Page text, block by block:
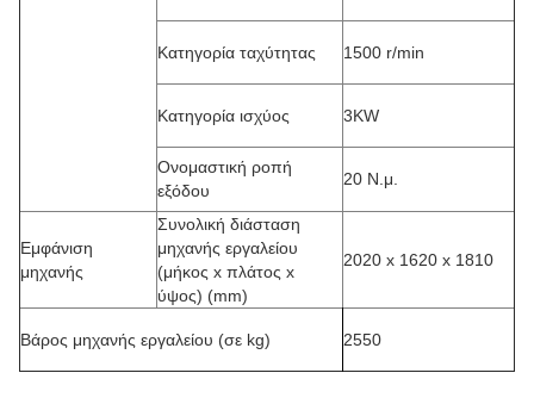
Κατηγορία ταχύτητας 1500 r/min
Κατηγορία ισχύος 3KW
Ονομαστική ροπή
εξόδου
20 Ν.μ.
Εμφάνιση
μηχανής
Συνολική διάσταση
μηχανής εργαλείου
(μήκος x πλάτος x
ύψος) (mm)
2020 x 1620 x 1810
Βάρος μηχανής εργαλείου (σε kg) 2550